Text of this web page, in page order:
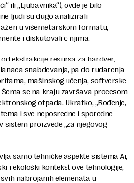
ili „Ljubavnika“), ovde je bilo
ljudi su dugo analizirali
u višemetarskom formatu,
i diskutovali o njima.
ekstrakcije resursa za hardver,
snabdevanja, pa do rudarenja
mašinskog učenja, softverske
se na kraju završava procesom
otpada. Ukratko, „Rođenje,
i sve neposredne i sporedne
sistem proizvede „za njegovog
samo tehničke aspekte sistema Ai,
i ekološki kontekst ove tehnologije,
nabrojanih elemenata u